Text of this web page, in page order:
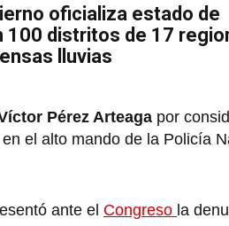
oficializa estado de
100 distritos de 17
lluvias
Pérez Arteaga por
el alto mando de la Policía
ante el Congreso la